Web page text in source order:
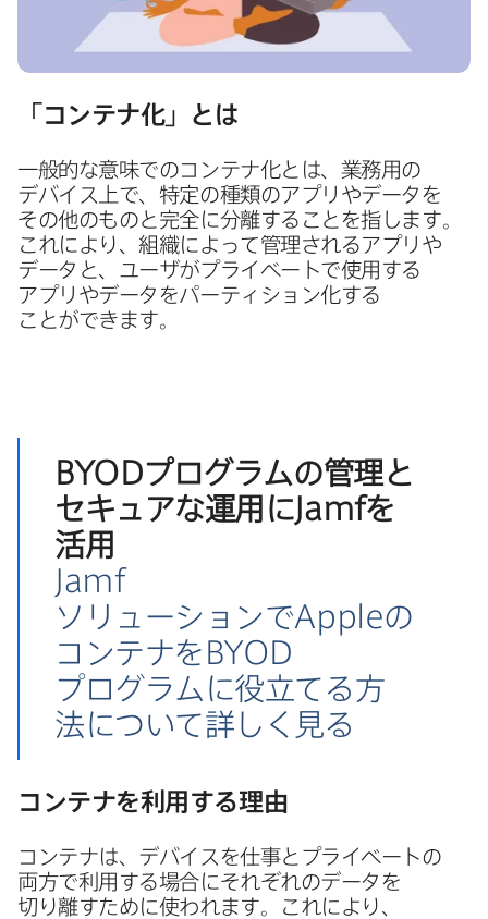
「コンテナ化」とは
一般的な​意味での​コンテナ化とは、​業務用の​
デバイス上で、​特定の​種類の​アプリや​データを​
その​他の​ものと​完全に​分離する​ことを​指します。​
これに​より、​組織に​よって​管理される​アプリや​
データと、​ユーザが​プライベートで​使用する​
アプリや​データを​パーティション化する​
ことができます。
BYODプログラムの​管理と​
セキュアな​運用に Jamfを​
活用
Jamf
ソリューションでAppleの​
コンテナを BYOD
プログラムに​役立てる​方​
法に​ついて​詳しく​見る
コンテナを​利用する​理由
コンテナは、​デバイスを​仕事と​プライベートの​
両方で​利用する​場合に​それぞれの​データを​
切り離すために​使われます。​これに​より、​